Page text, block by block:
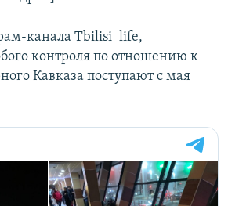
канала Tbilisi_life,
контроля по отношению к
Кавказа поступают с мая